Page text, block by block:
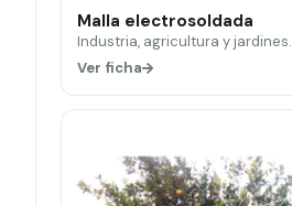
Malla electrosoldada
Industria, agricultura y jardines.
Ver ficha